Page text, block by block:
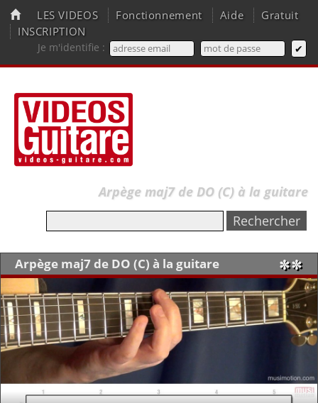
LES VIDEOS Fonctionnement Aide
Gratuit
INSCRIPTION
Je m'identifie :
Arpège maj7 de DO (C) à la guitare
Arpège maj7 de DO (C) à la guitare ✼✼